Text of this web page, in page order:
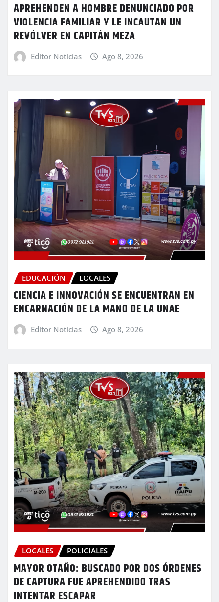
APREHENDEN A HOMBRE DENUNCIADO POR
VIOLENCIA FAMILIAR Y LE INCAUTAN UN
REVÓLVER EN CAPITÁN MEZA
Editor Noticias Ago 8, 2026
EDUCACIÓN LOCALES
CIENCIA E INNOVACIÓN SE ENCUENTRAN EN
ENCARNACIÓN DE LA MANO DE LA UNAE
Editor Noticias Ago 8, 2026
LOCALES POLICIALES
MAYOR OTAÑO: BUSCADO POR DOS ÓRDENES
DE CAPTURA FUE APREHENDIDO TRAS
INTENTAR ESCAPAR